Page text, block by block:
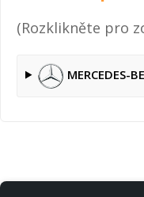
(Rozklikněte pro
MERCEDES-